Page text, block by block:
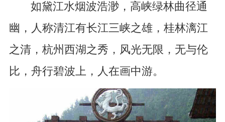
如黛江水烟波浩渺，高峡绿林曲径通
幽，人称清江有长江三峡之雄，桂林漓江
之清，杭州西湖之秀，风光无限，无与伦
比，舟行碧波上，人在画中游。